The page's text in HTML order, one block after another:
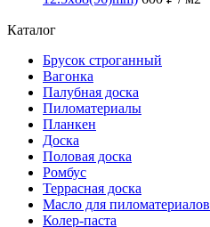
Каталог
Брусок строганный
Вагонка
Палубная доска
Пиломатериалы
Планкен
Доска
Половая доска
Ромбус
Террасная доска
Масло для пиломатериалов
Колер-паста